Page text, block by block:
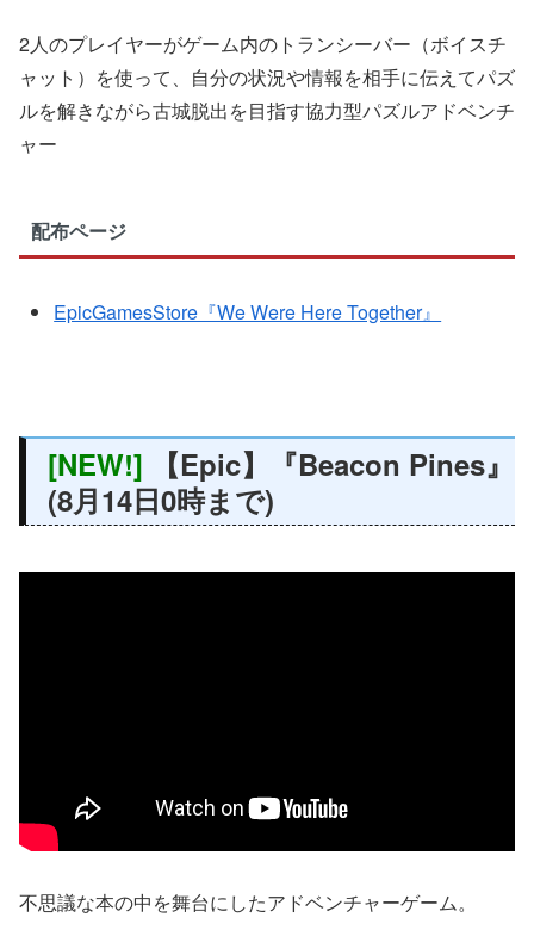
2人のプレイヤーがゲーム内のトランシーバー（ボイスチ
ャット）を使って、自分の状況や情報を相手に伝えてパズ
ルを解きながら古城脱出を目指す協力型パズルアドベンチ
ャー
配布ページ
EpicGamesStore『We Were Here Together』
[NEW!]
【Epic】『Beacon Pines』
(8月14日0時まで)
不思議な本の中を舞台にしたアドベンチャーゲーム。